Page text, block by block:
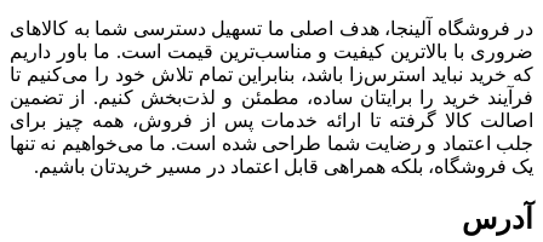
در فروشگاه آلینجا، هدف اصلی ما تسهیل دسترسی شما به کالاهای
ضروری با بالاترین کیفیت و مناسب‌ترین قیمت است. ما باور داریم
که خرید نباید استرس‌زا باشد، بنابراین تمام تلاش خود را می‌کنیم تا
فرآیند خرید را برایتان ساده، مطمئن و لذت‌بخش کنیم. از تضمین
اصالت کالا گرفته تا ارائه خدمات پس از فروش، همه چیز برای
جلب اعتماد و رضایت شما طراحی شده است. ما می‌خواهیم نه تنها
یک فروشگاه، بلکه همراهی قابل اعتماد در مسیر خریدتان باشیم.
آدرس